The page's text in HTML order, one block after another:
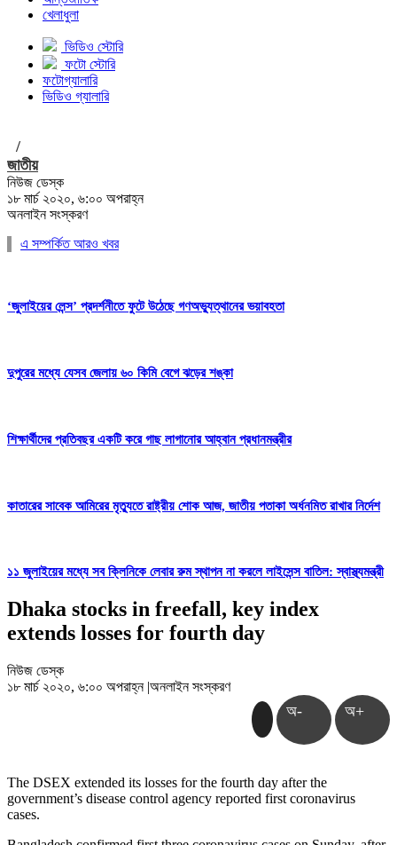
খেলাধুলা
ভিডিও স্টোরি
ফটো স্টোরি
ফটোগ্যালারি
ভিডিও গ্যালারি
/
জাতীয়
নিউজ ডেস্ক
১৮ মার্চ ২০২০, ৬:০০ অপরাহ্ন
অনলাইন সংস্করণ
এ সম্পর্কিত আরও খবর
‘জুলাইয়ের লেন্স’ প্রদর্শনীতে ফুটে উঠেছে গণঅভ্যুত্থানের ভয়াবহতা
দুপুরের মধ্যে যেসব জেলায় ৬০ কিমি বেগে ঝড়ের শঙ্কা
শিক্ষার্থীদের প্রতিবছর একটি করে গাছ লাগানোর আহ্বান প্রধানমন্ত্রীর
কাতারের সাবেক আমিরের মৃত্যুতে রাষ্ট্রীয় শোক আজ, জাতীয় পতাকা অর্ধনমিত রাখার নির্দেশ
১১ জুলাইয়ের মধ্যে সব ক্লিনিকে লেবার রুম স্থাপন না করলে লাইসেন্স বাতিল: স্বাস্থ্যমন্ত্রী
Dhaka stocks in freefall, key index
extends losses for fourth day
নিউজ ডেস্ক
১৮ মার্চ ২০২০, ৬:০০ অপরাহ্ন |অনলাইন সংস্করণ
অ- অ+
The DSEX extended its losses for the fourth day after the
government’s disease control agency reported first coronavirus
cases.